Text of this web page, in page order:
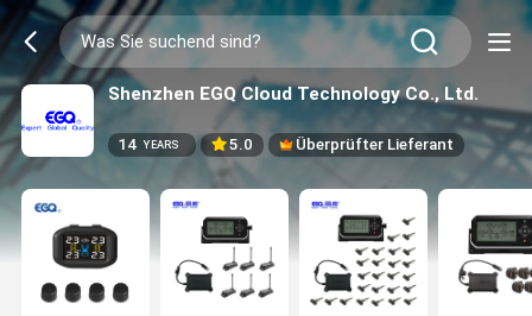
Shenzhen EGQ Cloud Technology Co., Ltd.
14 YEARS 5.0 Überprüfter Lieferant